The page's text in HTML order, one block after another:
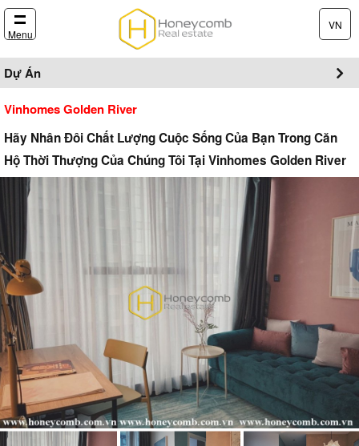
Menu
VN
Dự Án
Vinhomes Golden River
Hãy Nhân Đôi Chất Lượng Cuộc Sống Của Bạn Trong Căn
Hộ Thời Thượng Của Chúng Tôi Tại Vinhomes Golden River